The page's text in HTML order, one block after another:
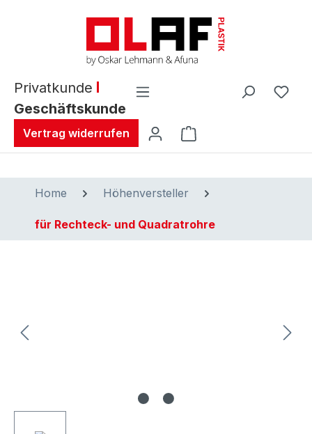
Privatkunde
Geschäftskunde
Vertrag widerrufen Warenkorb enthält
Home Höhenversteller
für Rechteck- und Quadratrohre